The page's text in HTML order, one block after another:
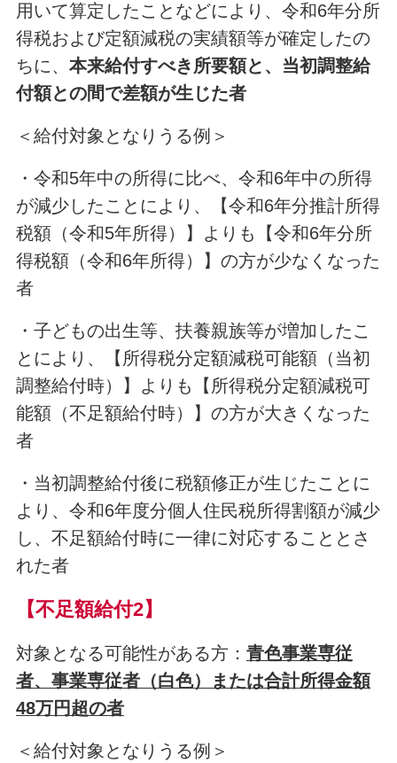
用いて算定したことなどにより、令和6年分所
得税および定額減税の実績額等が確定したの
ちに、 本来給付すべき所要額と、当初調整給
付額との間で差額が生じた者
＜給付対象となりうる例＞
・令和5年中の所得に比べ、令和6年中の所得
が減少したことにより、【令和6年分推計所得
税額（令和5年所得）】よりも【令和6年分所
得税額（令和6年所得）】の方が少なくなった
者
・子どもの出生等、扶養親族等が増加したこ
とにより、【所得税分定額減税可能額（当初
調整給付時）】よりも【所得税分定額減税可
能額（不足額給付時）】の方が大きくなった
者
・当初調整給付後に税額修正が生じたことに
より、令和6年度分個人住民税所得割額が減少
し、不足額給付時に一律に対応することとさ
れた者
【不足額給付2】
対象となる可能性がある方： 青色事業専従
者、事業専従者（白色）または合計所得金額
48万円超の者
＜給付対象となりうる例＞